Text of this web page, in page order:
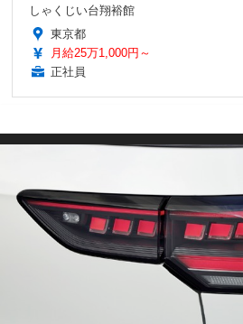
しゃくじい台翔裕館
東京都
月給25万1,000円～
正社員